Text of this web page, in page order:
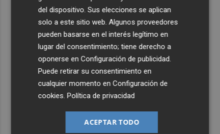
del dispositivo. Sus elecciones se aplican
solo a este sitio web. Algunos proveedores
pueden basarse en el interés legítimo en
lugar del consentimiento; tiene derecho a
oponerse enConfiguración de publicidad.
Puede retirar su consentimiento en
cualquier momento enConfiguración de
cookies.Política de privacidad
ACEPTAR TODO